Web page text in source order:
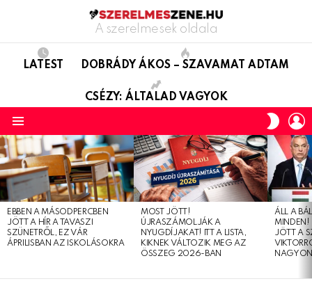
A szerelmesek oldala
LATEST DOBRÁDY ÁKOS – SZAVAMAT ADTAM
CSÉZY: ÁLTALAD VAGYOK
SKIN
LATEST
STORIES
EBBEN A MÁSODPERCBEN
JÖTT A HÍR A TAVASZI
SZÜNETRŐL, EZ VÁR
ÁPRILISBAN AZ ISKOLÁSOKRA
MOST JÖTT!
ÚJRASZÁMOLJÁK A
NYUGDÍJAKAT! ITT A LISTA,
KIKNEK VÁLTOZIK MEG AZ
ÖSSZEG 2026-BAN
ÁLL A
MINDEN!
JÖTT A